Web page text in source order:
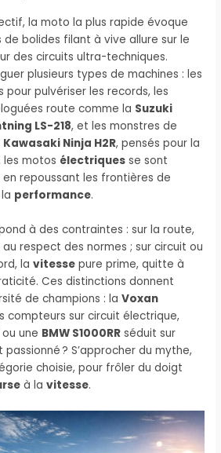
la moto la plus rapide évoque
de bolides filant à vive allure sur le
des circuits ultra-techniques.
plusieurs types de machines : les
pour pulvériser les records, les
route comme la Suzuki
LS-218, et les monstres de
Kawasaki Ninja H2R, pensés pour la
les motos électriques se sont
repoussant les frontières de
performance.
à des contraintes : sur la route,
respect des normes ; sur circuit ou
lavitesse pure prime, quitte à
Ces distinctions donnent
de champions : laVoxan
compteurs sur circuit électrique,
ou une BMW S1000RR séduit sur
? S’approcher du mythe,
choisie, pour frôler du doigt
à lavitesse.